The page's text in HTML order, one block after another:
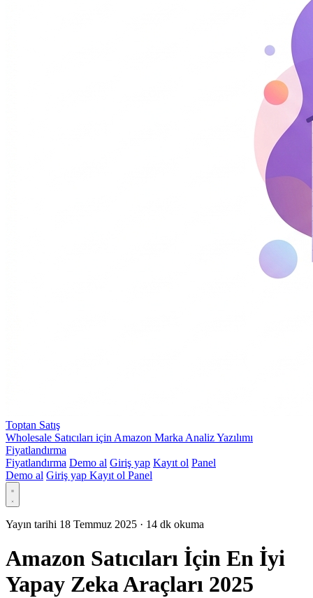
Toptan Satış
Wholesale Satıcıları için Amazon Marka Analiz Yazılımı
Fiyatlandırma
Fiyatlandırma Demo al Giriş yap Kayıt ol Panel
Demo al Giriş yap Kayıt ol Panel
Yayın tarihi 18 Temmuz 2025 · 14 dk okuma
Amazon Satıcıları İçin En İyi
Yapay Zeka Araçları 2025